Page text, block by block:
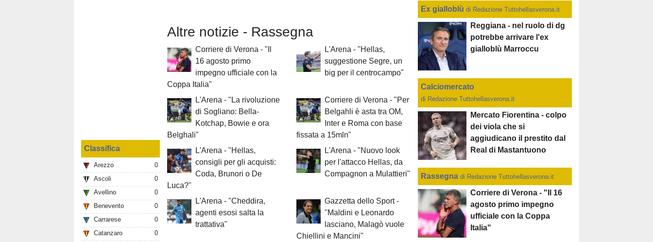
Classifica
Arezzo
0
Ascoli
0
Avellino
0
Benevento
0
Carrarese
0
Catanzaro
0
Altre notizie - Rassegna
Corriere di Verona - "Il
16 agosto primo
impegno ufficiale con la
Coppa Italia"
L'Arena - "Hellas,
suggestione Segre, un
big per il centrocampo"
L'Arena - "La rivoluzione
di Sogliano: Bella-
Kotchap, Bowie e ora
Belghali"
Corriere di Verona - "Per
Belgahli è asta tra OM,
Inter e Roma con base
fissata a 15mln"
L'Arena - "Hellas,
consigli per gli acquisti:
Coda, Brunori o De
Luca?"
L'Arena - "Nuovo look
per l'attacco Hellas, da
Compagnon a Mulattieri"
L'Arena - "Cheddira,
agenti esosi salta la
trattativa"
Gazzetta dello Sport -
"Maldini e Leonardo
lasciano, Malagò vuole
Chiellini e Mancini"
Ex gialloblùdi Redazione Tuttohellasverona.it
Reggiana - nel ruolo di dg
potrebbe arrivare l'ex
gialloblù Marroccu
Calciomercato
di Redazione Tuttohellasverona.it
Mercato Fiorentina - colpo
dei viola che si
aggiudicano il prestito dal
Real di Mastantuono
Rassegna di Redazione Tuttohellasverona.it
Corriere di Verona - "Il 16
agosto primo impegno
ufficiale con la Coppa
Italia"